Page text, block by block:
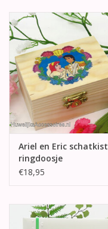
Ariel en Eric schatkist
ringdoosje
€18,95